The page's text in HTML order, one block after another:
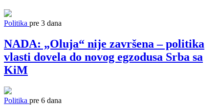
Politika pre 3 dana
NADA: „Oluja“ nije završena – politika
vlasti dovela do novog egzodusa Srba sa
KiM
Politika pre 6 dana